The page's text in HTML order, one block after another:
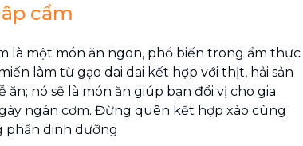
cẩm
là một món ăn ngon, phổ biến trong ẩm thực
làm từ gạo dai dai kết hợp với thịt, hải sản
ăn; nó sẽ là món ăn giúp bạn đổi vị cho gia
ngán cơm. Đừng quên kết hợp xào cùng
phần dinh dưỡng